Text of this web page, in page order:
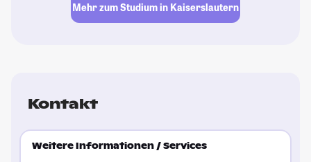
Mehr zum Studium in Kaiserslautern
Kontakt
Weitere Informationen / Services